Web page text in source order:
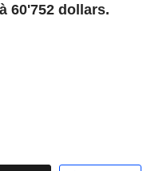
60'752 dollars.